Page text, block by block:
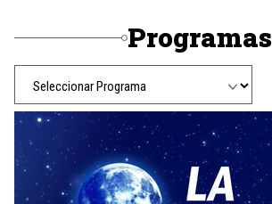
Programas